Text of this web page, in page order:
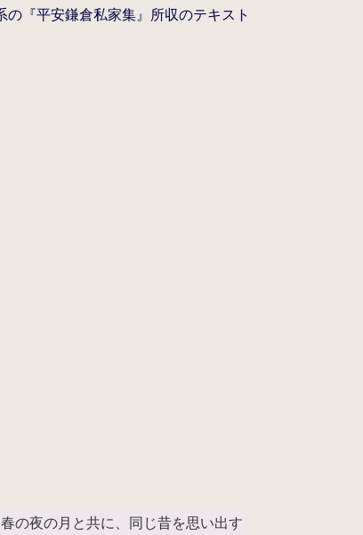
『平安鎌倉私家集』所収のテキスト
の夜の月と共に、同じ昔を思い出す